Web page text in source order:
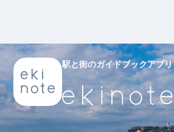
駅と街のガイドブックアプリ